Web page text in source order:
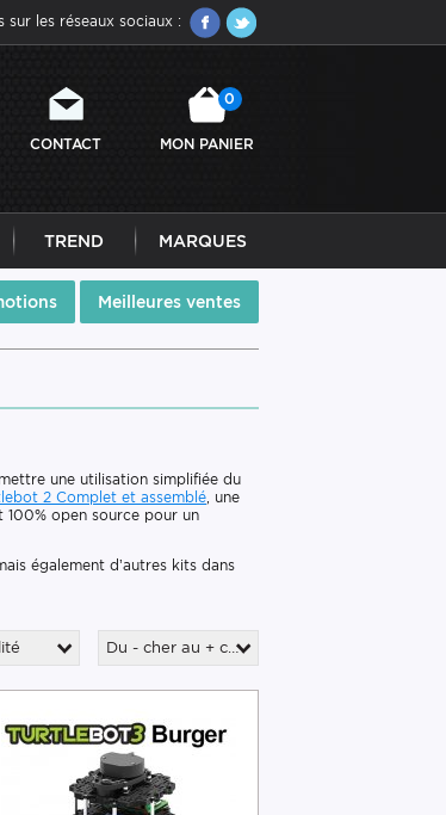
sur les réseaux sociaux :
CONTACT MON PANIER
0
TREND MARQUES
Meilleures ventes
une utilisation simplifiée du
2 Complet et assemblé, une
open source pour un
également d’autres kits dans
Du - cher au + cher